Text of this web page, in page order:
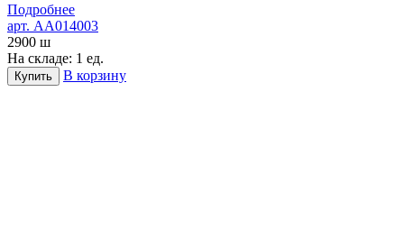
Подробнее
арт. AA014003
2900 ш
На складе: 1 ед.
Купить В корзину